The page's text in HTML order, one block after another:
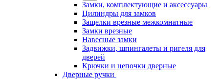
Замки, комплектующие и аксессуары
Цилиндры для замков
Защелки врезные межкомнатные
Замки врезные
Навесные замки
Задвижки, шпингалеты и ригеля для
дверей
Крючки и цепочки дверные
Дверные ручки